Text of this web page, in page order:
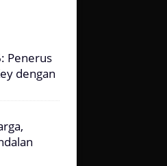
Penerus
dengan